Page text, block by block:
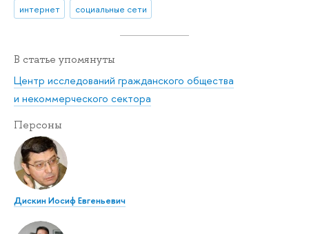
интернет социальные сети
В статье упомянуты
Центр исследований гражданского общества
и некоммерческого сектора
Персоны
Дискин Иосиф Евгеньевич